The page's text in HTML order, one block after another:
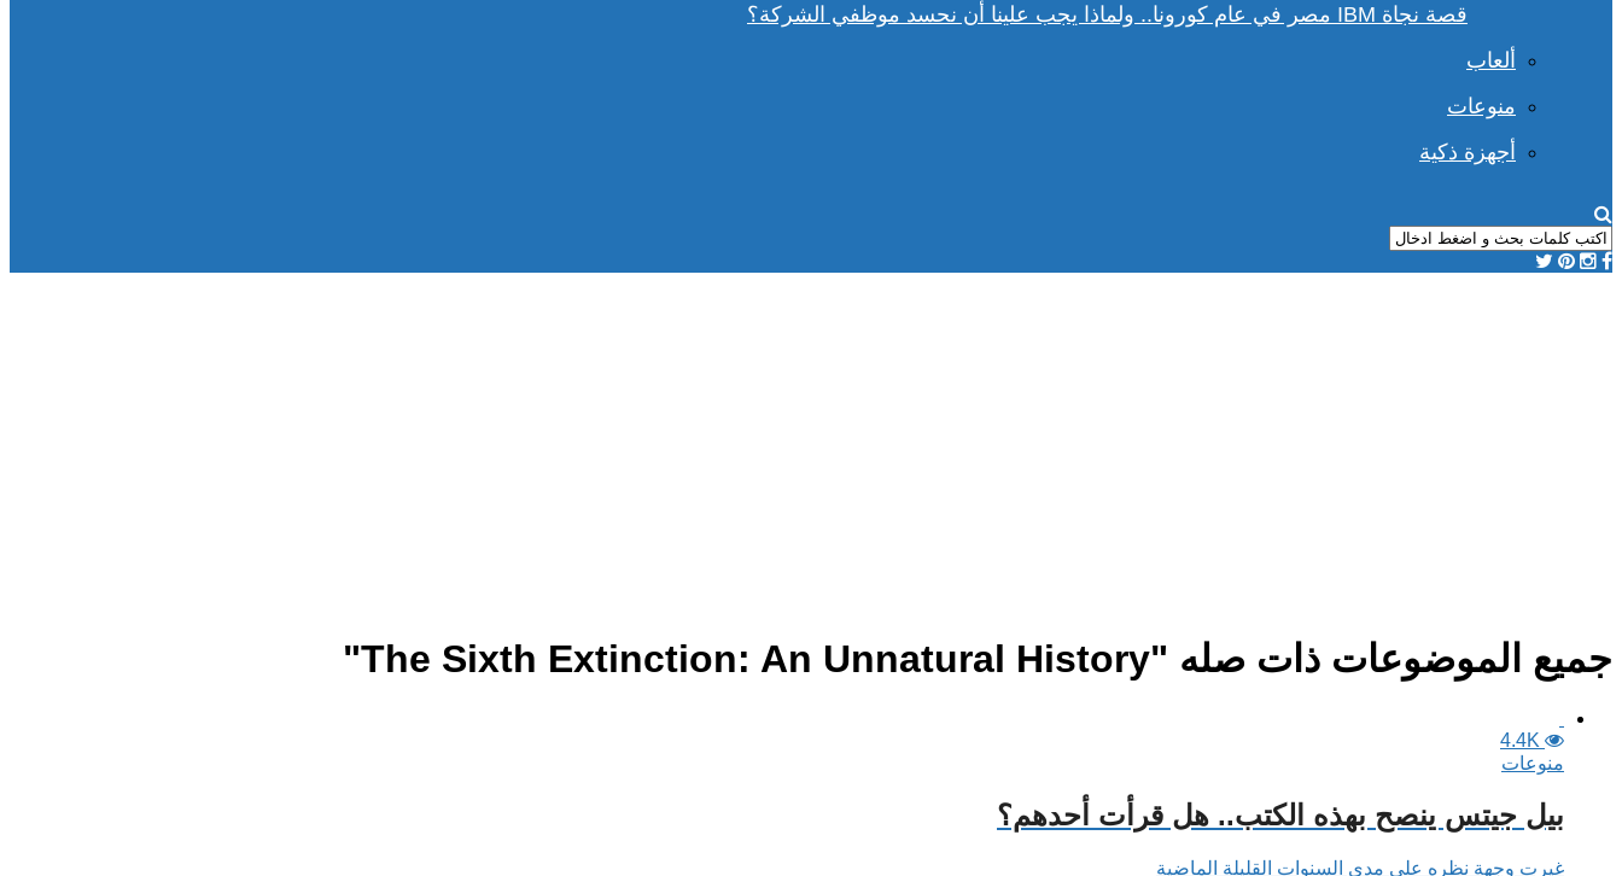
قصة نجاة IBM مصر في عام كورونا.. ولماذا يجب علينا أن نحسد موظفي الشركة؟
ألعاب
منوعات
أجهزة ذكية
جميع الموضوعات ذات صله "The Sixth Extinction: An Unnatural History"
4.4K
منوعات
بيل جيتس ينصح بهذه الكتب.. هل قرأت أحدهم؟
غيرت وجهة نظره على مدى السنوات القليلة الماضية